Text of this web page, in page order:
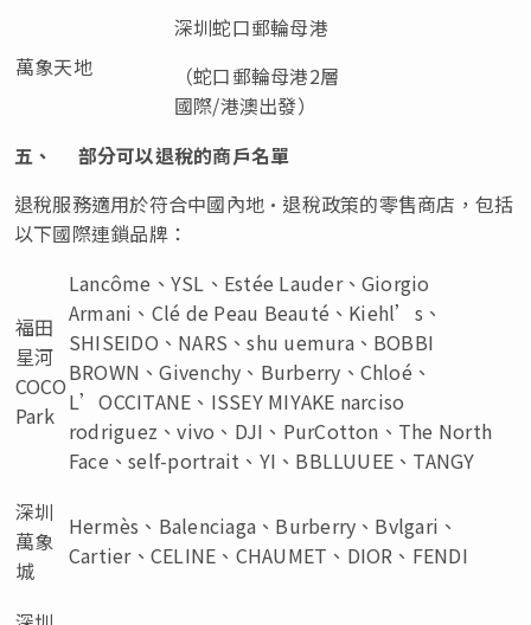
萬象天地
深圳蛇口郵輪母港
（蛇口郵輪母港2層
國際/港澳出發）
五、 部分可以退稅的商戶名單
退稅服務適用於符合中國內地•退稅政策的零售商店，包括
以下國際連鎖品牌：
福田
星河
COCO
Park
Lancôme、YSL、Estée Lauder、Giorgio
Armani、Clé de Peau Beauté、Kiehl’s、
SHISEIDO、NARS、shu uemura、BOBBI
BROWN、Givenchy、Burberry、Chloé、
L’OCCITANE、ISSEY MIYAKE narciso
rodriguez、vivo、DJI、PurCotton、The North
Face、self-portrait、YI、BBLLUUEE、TANGY
深圳
萬象
城
Hermès、Balenciaga、Burberry、Bvlgari、
Cartier、CELINE、CHAUMET、DIOR、FENDI